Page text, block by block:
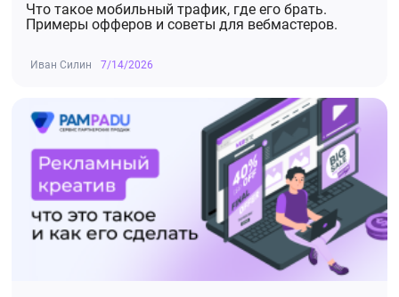
Что такое мобильный трафик, где его брать.
Примеры офферов и советы для вебмастеров.
Иван Силин 7/14/2026